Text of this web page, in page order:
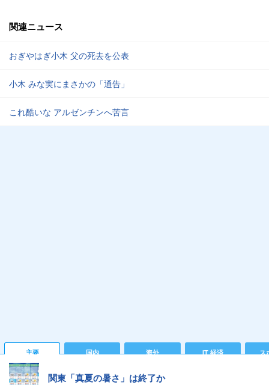
関連ニュース
おぎやはぎ小木 父の死去を公表
小木 みな実にまさかの「通告」
これ酷いな アルゼンチンへ苦言
主要 国内 海外 IT 経済 ス
関東「真夏の暑さ」は終了か